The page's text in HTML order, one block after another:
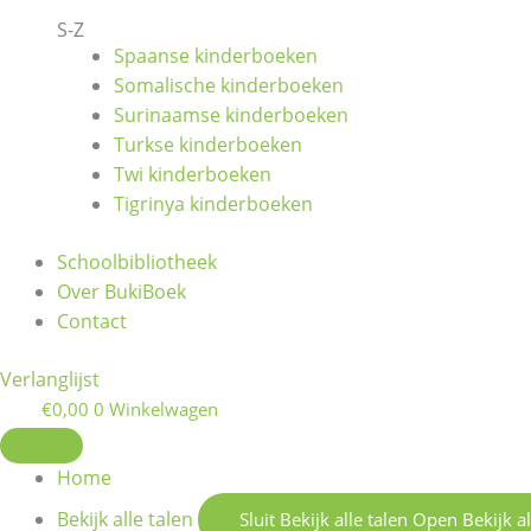
S-Z
Spaanse kinderboeken
Somalische kinderboeken
Surinaamse kinderboeken
Turkse kinderboeken
Twi kinderboeken
Tigrinya kinderboeken
Schoolbibliotheek
Over BukiBoek
Contact
Verlanglijst
€0,00 0 Winkelwagen
Home
Bekijk alle talen
Sluit Bekijk alle talen Open Bekijk